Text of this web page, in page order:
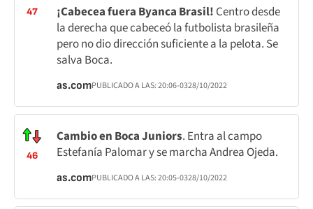
47 ¡Cabecea fuera Byanca Brasil! Centro desde
la derecha que cabeceó la futbolista brasileña
pero no dio dirección suficiente a la pelota. Se
salva Boca.
as.comPUBLICADO A LAS:20:06-0328/10/2022
46
Cambio en Boca Juniors. Entra al campo
Estefanía Palomar y se marcha Andrea Ojeda.
as.comPUBLICADO A LAS:20:05-0328/10/2022